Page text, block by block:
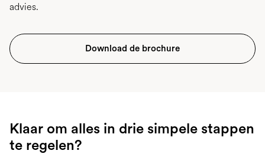
advies.
Download de brochure
Klaar om alles in drie simpele stappen
te regelen?